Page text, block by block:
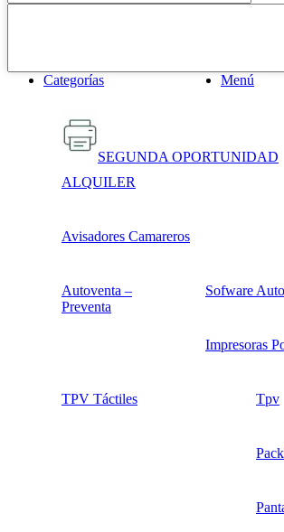
Menú
Categorías
SEGUNDA OPORTUNIDAD
ALQUILER
Avisadores Camareros
Autoventa –
Preventa
Sofware
Impresoras
TPV Táctiles Tpv